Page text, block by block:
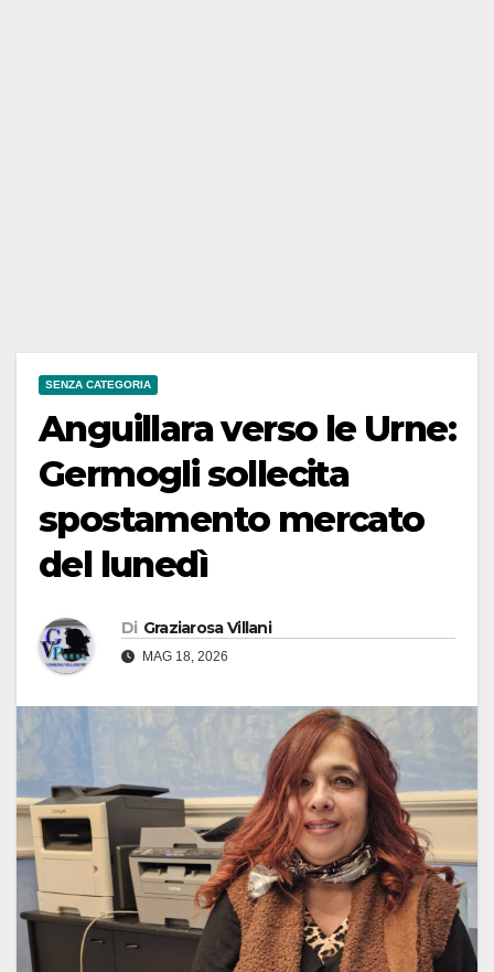
SENZA CATEGORIA
Anguillara verso le Urne:
Germogli sollecita
spostamento mercato
del lunedì
Di Graziarosa Villani
MAG 18, 2026